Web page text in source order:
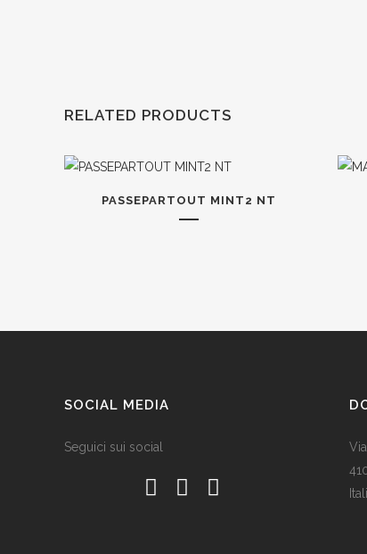
RELATED PRODUCTS
PASSEPARTOUT MINT2 NT
SOCIAL MEDIA
Seguici sui social